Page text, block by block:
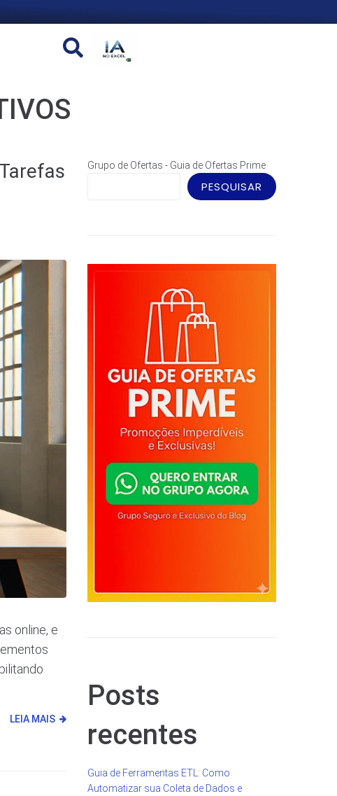
online, e
LEIA MAIS
Grupo de Ofertas - Guia de Ofertas Prime
PESQUISAR
Posts
recentes
Guia de Ferramentas ETL: Como
Automatizar sua Coleta de Dados e